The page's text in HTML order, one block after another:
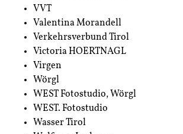
VVT
Valentina Morandell
Verkehrsverbund Tirol
Victoria HOERTNAGL
Virgen
Wörgl
WEST Fotostudio, Wörgl
WEST. Fotostudio
Wasser Tirol